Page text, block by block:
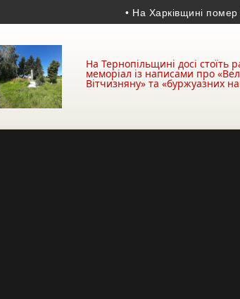
• На Харківщині помер 55-
На Тернопільщині досі стоїть
меморіал із написами про
Вітчизняну» та «буржуазних